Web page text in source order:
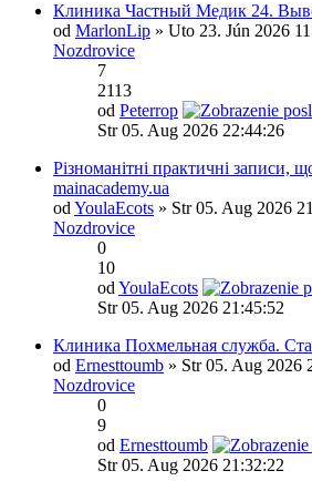
Клиника Частный Медик 24.
od MarlonLip » Uto 23. Jún 2026
Nozdrovice
7
2113
od Peterrop
Str 05. Aug 2026 22:44:26
Різноманітні практичні записи,
mainacademy.ua
od YoulaEcots » Str 05. Aug 2026
Nozdrovice
0
10
od YoulaEcots
Str 05. Aug 2026 21:45:52
Клиника Похмельная служба.
od Ernesttoumb » Str 05. Aug 2026
Nozdrovice
0
9
od Ernesttoumb
Str 05. Aug 2026 21:32:22